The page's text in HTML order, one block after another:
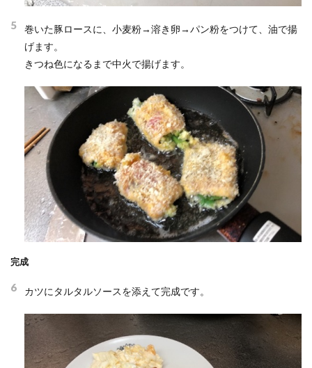
5
巻いた豚ロースに、小麦粉→溶き卵→パン粉をつけて、油で揚
げます。
きつね色になるまで中火で揚げます。
完成
6 カツにタルタルソースを添えて完成です。